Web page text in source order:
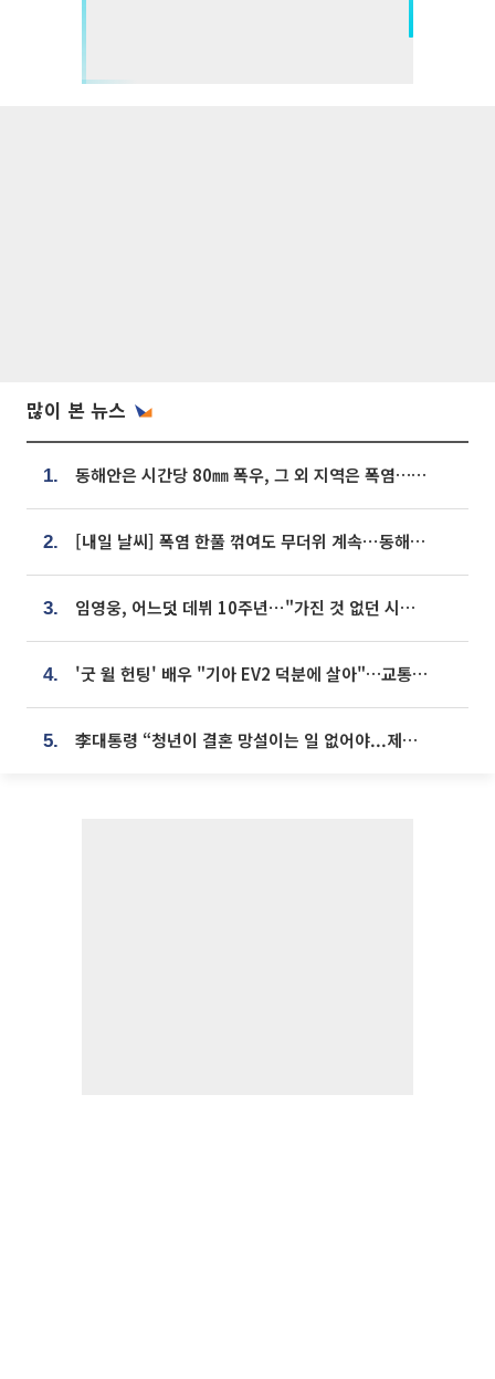
많이 본 뉴스
1. 동해안은 시간당 80㎜ 폭우, 그 외 지역은 폭염…‘극과 극 날씨’
2. [내일 날씨] 폭염 한풀 꺾여도 무더위 계속⋯동해안 이틀 연속 비
3. 임영웅, 어느덧 데뷔 10주년⋯"가진 것 없던 시절, 내 앞엔 20명의 팬뿐"
4. '굿 윌 헌팅' 배우 "기아 EV2 덕분에 살아"…교통사고 후 안전성 극찬
5. 李대통령 “청년이 결혼 망설이는 일 없어야...제도상 불이익 조사”